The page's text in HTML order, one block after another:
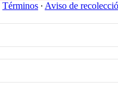
Términos ∙ Aviso de